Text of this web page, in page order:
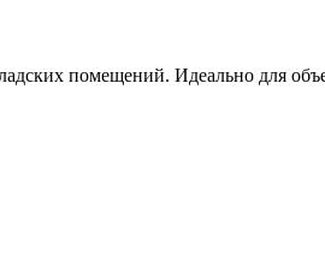
помещений. Идеально для